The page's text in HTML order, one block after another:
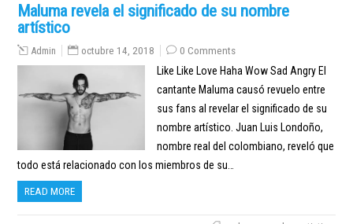
Maluma revela el significado de su nombre
artístico
Admin octubre 14, 2018 0 Comments
Like Like Love Haha Wow Sad Angry El
cantante Maluma causó revuelo entre
sus fans al revelar el significado de su
nombre artístico. Juan Luis Londoño,
nombre real del colombiano, reveló que
todo está relacionado con los miembros de su…
READ MORE